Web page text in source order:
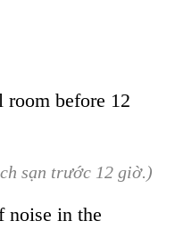
room before 12
sạn trước 12 giờ.)
noise in the